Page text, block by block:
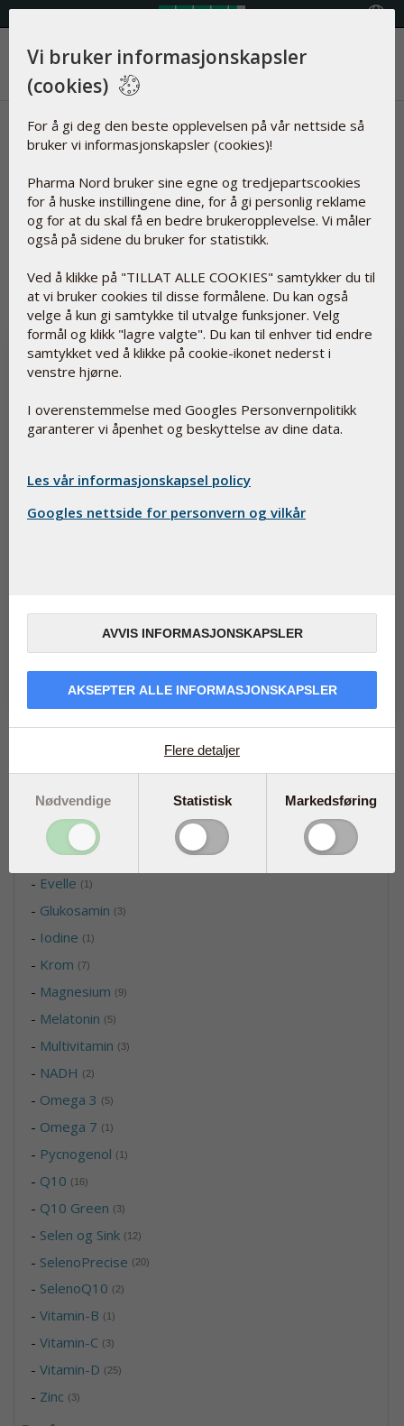
Nyheter | Omega 7
Artikler om
Omega 7
January 13, 2022
Pharma Nord introduserer nå Bio-Omega 7 med tindvedolje.
Les mer
Produktkategori
Biloba (2)
Bio-Tura
- Evelle (1)
- Glukosamin (3)
- Iodine (1)
- Krom (7)
- Magnesium (9)
- Melatonin (5)
- Multivitamin (3)
- NADH (2)
- Omega 3 (5)
- Omega 7 (1)
- Pycnogenol (1)
- Q10 (16)
- Q10 Green (3)
- Selen og Sink (12)
- SelenoPrecise (20)
- SelenoQ10 (2)
-Vitamin-B (1)
-Vitamin-C (3)
-Vitamin-D (25)
- Zinc (3)
Vi bruker informasjonskapsler
(cookies)
For å gi deg den beste opplevelsen på vår nettside så
bruker vi informasjonskapsler (cookies)!
Pharma Nord bruker sine egne og tredjepartscookies
for å huske instillingene dine, for å gi personlig reklame
og for at du skal få en bedre brukeropplevelse. Vi måler
også på sidene du bruker for statistikk.
Ved å klikke på "TILLAT ALLE COOKIES" samtykker du til
at vi bruker cookies til disse formålene. Du kan også
velge å kun gi samtykke til utvalge funksjoner. Velg
formål og klikk "lagre valgte". Du kan til enhver tid endre
samtykket ved å klikke på cookie-ikonet nederst i
venstre hjørne.
I overenstemmelse med Googles Personvernpolitikk
garanterer vi åpenhet og beskyttelse av dine data.
Les vår informasjonskapsel policy
Googles nettside for personvern og vilkår
AVVIS INFORMASJONSKAPSLER
AKSEPTER ALLE INFORMASJONSKAPSLER
Flere detaljer
Nødvendige Statistisk Markedsføring